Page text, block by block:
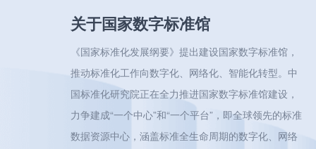
关于国家数字标准馆
《国家标准化发展纲要》提出建设国家数字标准馆，
推动标准化工作向数字化、网络化、智能化转型。中
国标准化研究院正在全力推进国家数字标准馆建设，
力争建成“一个中心”和“一个平台”，即全球领先的标准
数据资源中心，涵盖标准全生命周期的数字化、网络